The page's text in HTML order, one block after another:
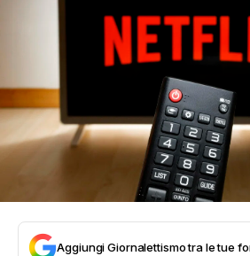
Aggiungi Giornalettismo tra le tue